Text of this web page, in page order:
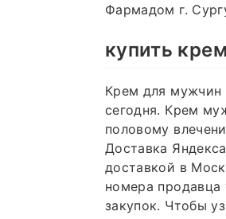
Фармадом г.
купить
Крем для мужчин
сегодня. Крем
половому
Доставка
доставкой в
номера продавца
закупок. Чтобы